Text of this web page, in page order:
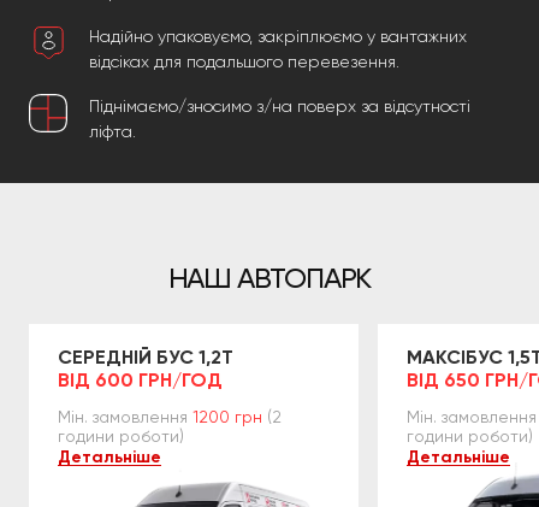
Надійно упаковуємо, закріплюємо у вантажних
відсіках для подальшого перевезення.
Піднімаємо/зносимо з/на поверх за відсутності
ліфта.
НАШ АВТОПАРК
Детальніше
СЕРЕДНІЙ БУС 1,2Т
ВІД 600 ГРН/ГОД
Мін. замовлення 1200 грн (2
години роботи)
Детальніше
МАКСІБУС
ВІД 650 ГРН/
Мін. замовлення
години роботи)